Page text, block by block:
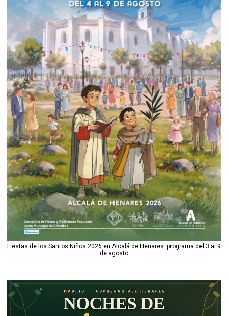
Fiestas de los Santos Niños 2026 en Alcalá de Henares: programa del 3 al 9
de agosto